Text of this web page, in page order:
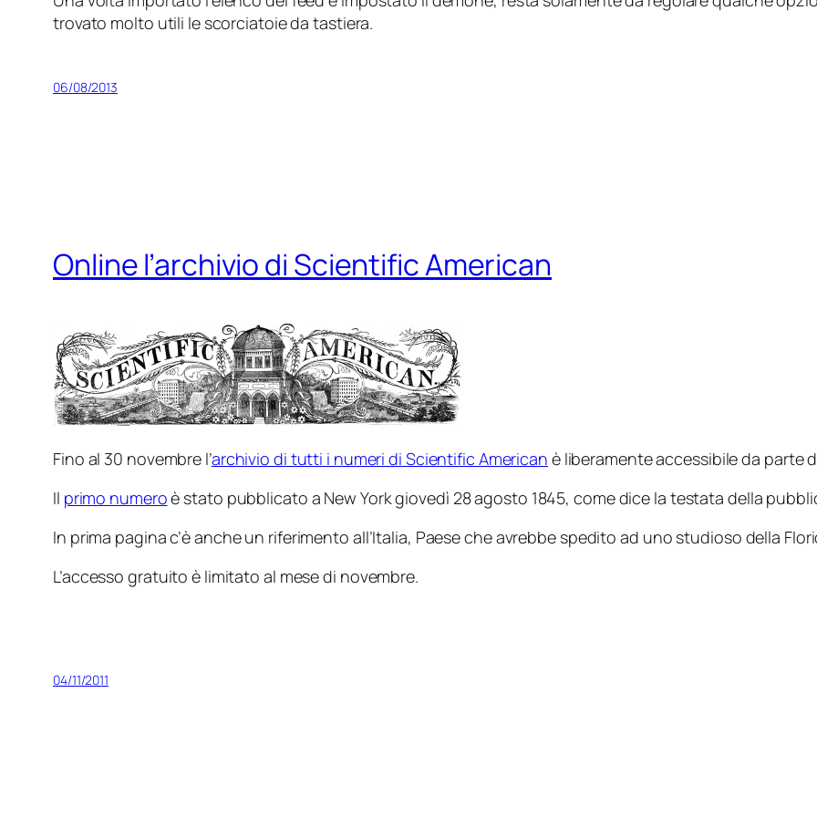
trovato molto utili le scorciatoie da tastiera.
06/08/2013
Online l’archivio di Scientific American
Fino al 30 novembre l’archivio di tutti i numeri di Scientific American è liberamente accessibile da parte
Il primo numeroè stato pubblicato a New York giovedì 28 agosto 1845, come dice la testata della
In prima pagina c’è anche un riferimento all’Italia, Paese che avrebbe spedito ad uno studioso della
L’accesso gratuito è limitato al mese di novembre.
04/11/2011